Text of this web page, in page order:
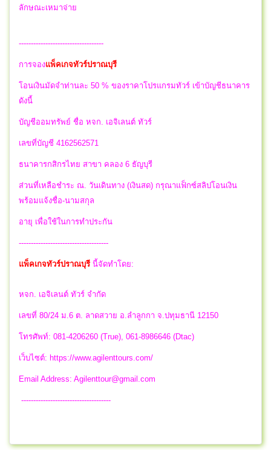
ลักษณะเหมาจ่าย
-----------------------------------
การจองแพ็คเกจทัวร์ปราณบุรี
โอนเงินมัดจำท่านละ 50 % ของราคาโปรแกรมทัวร์ เข้าบัญชีธนาคาร
ดังนี้
บัญชีออมทรัพย์ ชื่อ หจก. เอจิเลนต์ ทัวร์
เลขที่บัญชี 4162562571
ธนาคารกสิกรไทย สาขา คลอง 6 ธัญบุรี
ส่วนที่เหลือชำระ ณ. วันเดินทาง (เงินสด) กรุณาแฟ็กซ์สลิปโอนเงิน
พร้อมแจ้งชื่อ-นามสกุล
อายุ เพื่อใช้ในการทำประกัน
-------------------------------------
แพ็คเกจทัวร์ปราณบุรี นี้จัดทำโดย:
หจก. เอจิเลนต์ ทัวร์ จำกัด
เลขที่ 80/24 ม.6 ต. ลาดสวาย อ.ลำลูกกา จ.ปทุมธานี 12150
โทรศัพท์: 081-4206260 (True), 061-8986646 (Dtac)
เว็บไซต์: https://www.agilenttours.com/
Email Address: Agilenttour@gmail.com
-------------------------------------